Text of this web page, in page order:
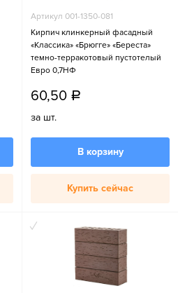
Артикул 001-1350-081
Кирпич клинкерный фасадный
«Классика» «Брюгге» «Береста»
темно-терракотовый пустотелый
Евро 0,7НФ
60,50 a
за шт.
В корзину
Купить сейчас